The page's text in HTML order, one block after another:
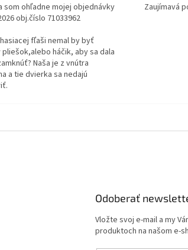
som ohľadne mojej objednávky
obj.číslo 71033962
fľaši nemal by byť
pliešok,alebo háčik, aby sa dala
Naša je z vnútra
a tie dvierka sa nedajú
Zaujímavá
Odoberať
Vložte svoj e-mail a my
produktoch na našom e-